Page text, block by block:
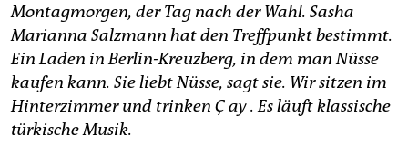
abo
genossenschaft
epaper login
Montagmorgen, der Tag nach der Wahl. Sasha
Marianna Salzmann hat den Treffpunkt bestimmt.
Ein Laden in Berlin-Kreuzberg, in dem man Nüsse
kaufen kann. Sie liebt Nüsse, sagt sie. Wir sitzen im
Hinterzimmer und trinken Çay. Es läuft klassische
türkische Musik.